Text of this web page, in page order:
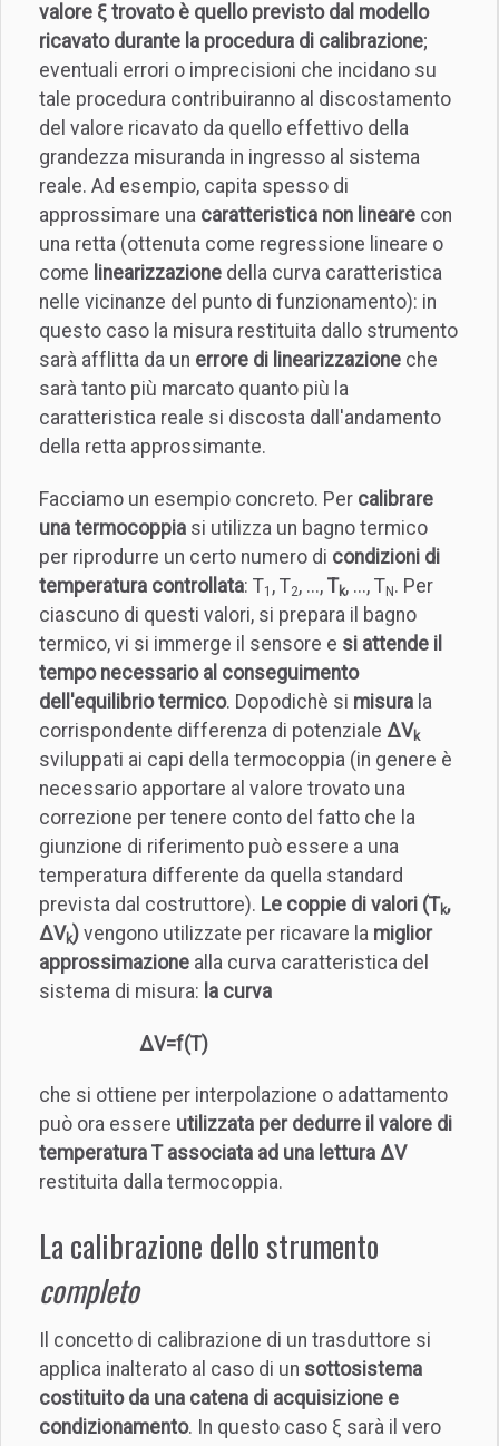
valore ξ trovato è quello previsto dal modello
ricavato durante la procedura di calibrazione;
eventuali errori o imprecisioni che incidano su
tale procedura contribuiranno al discostamento
del valore ricavato da quello effettivo della
grandezza misuranda in ingresso al sistema
reale. Ad esempio, capita spesso di
approssimare una caratteristica non lineare con
una retta (ottenuta come regressione lineare o
come linearizzazione della curva caratteristica
nelle vicinanze del punto di funzionamento): in
questo caso la misura restituita dallo strumento
sarà afflitta da un errore di linearizzazione che
sarà tanto più marcato quanto più la
caratteristica reale si discosta dall'andamento
della retta approssimante.
Facciamo un esempio concreto. Per calibrare
una termocoppia si utilizza un bagno termico
per riprodurre un certo numero di condizioni di
temperatura controllata: T1 , T2, ..., Tk, ..., TN. Per
ciascuno di questi valori, si prepara il bagno
termico, vi si immerge il sensore e si attende il
tempo necessario al conseguimento
dell'equilibrio termico. Dopodichè si misura la
corrispondente differenza di potenziale ΔVk
sviluppati ai capi della termocoppia (in genere è
necessario apportare al valore trovato una
correzione per tenere conto del fatto che la
giunzione di riferimento può essere a una
temperatura differente da quella standard
prevista dal costruttore). Le coppie di valori (Tk,
ΔVk) vengono utilizzate per ricavare la miglior
approssimazione alla curva caratteristica del
sistema di misura: la curva
ΔV=f(T)
che si ottiene per interpolazione o adattamento
può ora essere utilizzata per dedurre il valore di
temperatura T associata ad una lettura ΔV
restituita dalla termocoppia.
La calibrazione dello strumento
completo
Il concetto di calibrazione di un trasduttore si
applica inalterato al caso di un sottosistema
costituito da una catena di acquisizione e
condizionamento. In questo caso ξ sarà il vero